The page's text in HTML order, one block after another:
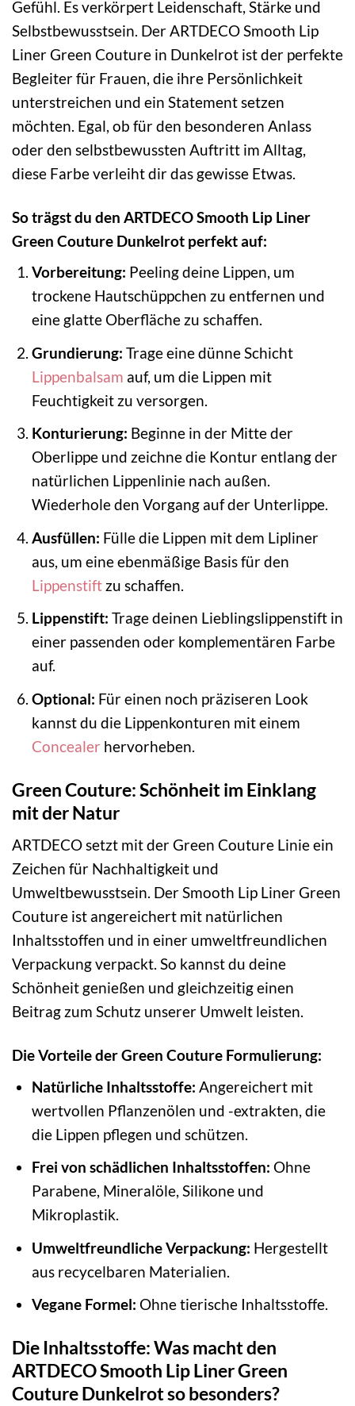
Gefühl. Es verkörpert Leidenschaft, Stärke und
Selbstbewusstsein. Der ARTDECO Smooth Lip
Liner Green Couture in Dunkelrot ist der perfekte
Begleiter für Frauen, die ihre Persönlichkeit
unterstreichen und ein Statement setzen
möchten. Egal, ob für den besonderen Anlass
oder den selbstbewussten Auftritt im Alltag,
diese Farbe verleiht dir das gewisse Etwas.
So trägst du den ARTDECO Smooth Lip Liner
Green Couture Dunkelrot perfekt auf:
Vorbereitung: Peeling deine Lippen, um
trockene Hautschüppchen zu entfernen und
eine glatte Oberfläche zu schaffen.
Grundierung: Trage eine dünne Schicht
Lippenbalsam auf, um die Lippen mit
Feuchtigkeit zu versorgen.
Konturierung: Beginne in der Mitte der
Oberlippe und zeichne die Kontur entlang der
natürlichen Lippenlinie nach außen.
Wiederhole den Vorgang auf der Unterlippe.
Ausfüllen: Fülle die Lippen mit dem Lipliner
aus, um eine ebenmäßige Basis für den
Lippenstiftzu schaffen.
Lippenstift: Trage deinen Lieblingslippenstift in
einer passenden oder komplementären Farbe
auf.
Optional: Für einen noch präziseren Look
kannst du die Lippenkonturen mit einem
Concealer hervorheben.
Green Couture: Schönheit im Einklang
mit der Natur
ARTDECO setzt mit der Green Couture Linie ein
Zeichen für Nachhaltigkeit und
Umweltbewusstsein. Der Smooth Lip Liner Green
Couture ist angereichert mit natürlichen
Inhaltsstoffen und in einer umweltfreundlichen
Verpackung verpackt. So kannst du deine
Schönheit genießen und gleichzeitig einen
Beitrag zum Schutz unserer Umwelt leisten.
Die Vorteile der Green Couture Formulierung:
Natürliche Inhaltsstoffe: Angereichert mit
wertvollen Pflanzenölen und -extrakten, die
die Lippen pflegen und schützen.
Frei von schädlichen Inhaltsstoffen: Ohne
Parabene, Mineralöle, Silikone und
Mikroplastik.
Umweltfreundliche Verpackung: Hergestellt
aus recycelbaren Materialien.
Vegane Formel: Ohne tierische Inhaltsstoffe.
Die Inhaltsstoffe: Was macht den
ARTDECO Smooth Lip Liner Green
Couture Dunkelrot so besonders?